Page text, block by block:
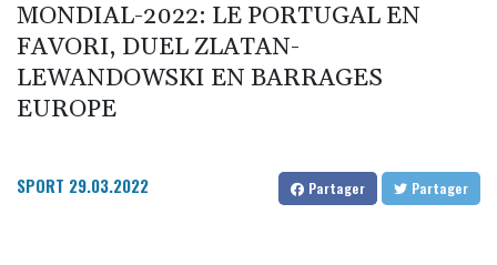
MONDIAL-2022: LE PORTUGAL EN
FAVORI, DUEL ZLATAN-
LEWANDOWSKI EN BARRAGES
EUROPE
SPORT 29.03.2022 Partager Partager